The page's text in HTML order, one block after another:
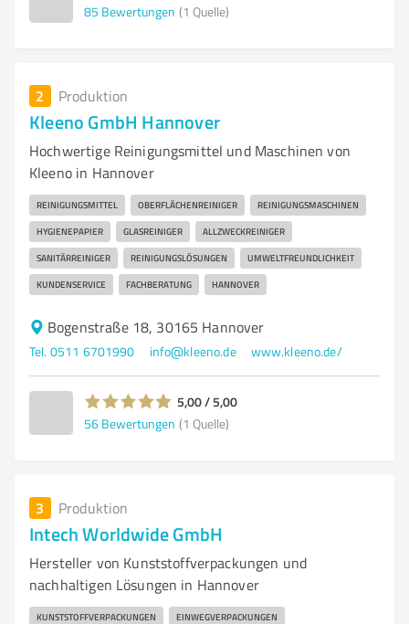
85 Bewertungen (1 Quelle)
2 Produktion
Kleeno GmbH Hannover
Hochwertige Reinigungsmittel und Maschinen von
Kleeno in Hannover
REINIGUNGSMITTEL OBERFLÄCHENREINIGER REINIGUNGSMASCHINEN
HYGIENEPAPIER GLASREINIGER ALLZWECKREINIGER
SANITÄRREINIGER REINIGUNGSLÖSUNGEN UMWELTFREUNDLICHKEIT
KUNDENSERVICE FACHBERATUNG HANNOVER
Bogenstraße 18, 30165 Hannover
Tel. 0511 6701990 info@kleeno.de www.kleeno.de/
5,00 / 5,00
56 Bewertungen (1 Quelle)
3 Produktion
Intech Worldwide GmbH
Hersteller von Kunststoffverpackungen und
nachhaltigen Lösungen in Hannover
KUNSTSTOFFVERPACKUNGEN EINWEGVERPACKUNGEN